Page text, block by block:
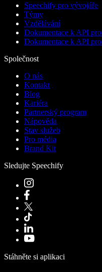
Speechify pro vývojáře
Týmy
Vzdělávání
Dokumentace k API
Dokumentace k API
Společnost
O nás
Kontakt
Blog
Kariéra
Partnerský program
Nápověda
Stav služeb
Pro média
Brand Kit
Sledujte Speechify
Stáhněte si aplikaci